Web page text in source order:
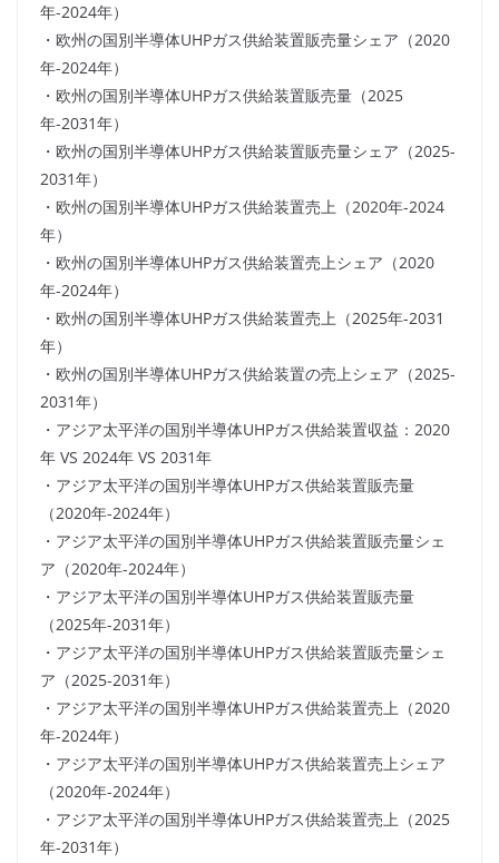
年-2024年）
・欧州の国別半導体UHPガス供給装置販売量シェア（2020
年-2024年）
・欧州の国別半導体UHPガス供給装置販売量（2025
年-2031年）
・欧州の国別半導体UHPガス供給装置販売量シェア（2025-
2031年）
・欧州の国別半導体UHPガス供給装置売上（2020年-2024
年）
・欧州の国別半導体UHPガス供給装置売上シェア（2020
年-2024年）
・欧州の国別半導体UHPガス供給装置売上（2025年-2031
年）
・欧州の国別半導体UHPガス供給装置の売上シェア（2025-
2031年）
・アジア太平洋の国別半導体UHPガス供給装置収益：2020
年 VS 2024年 VS 2031年
・アジア太平洋の国別半導体UHPガス供給装置販売量
（2020年-2024年）
・アジア太平洋の国別半導体UHPガス供給装置販売量シェ
ア（2020年-2024年）
・アジア太平洋の国別半導体UHPガス供給装置販売量
（2025年-2031年）
・アジア太平洋の国別半導体UHPガス供給装置販売量シェ
ア（2025-2031年）
・アジア太平洋の国別半導体UHPガス供給装置売上（2020
年-2024年）
・アジア太平洋の国別半導体UHPガス供給装置売上シェア
（2020年-2024年）
・アジア太平洋の国別半導体UHPガス供給装置売上（2025
年-2031年）